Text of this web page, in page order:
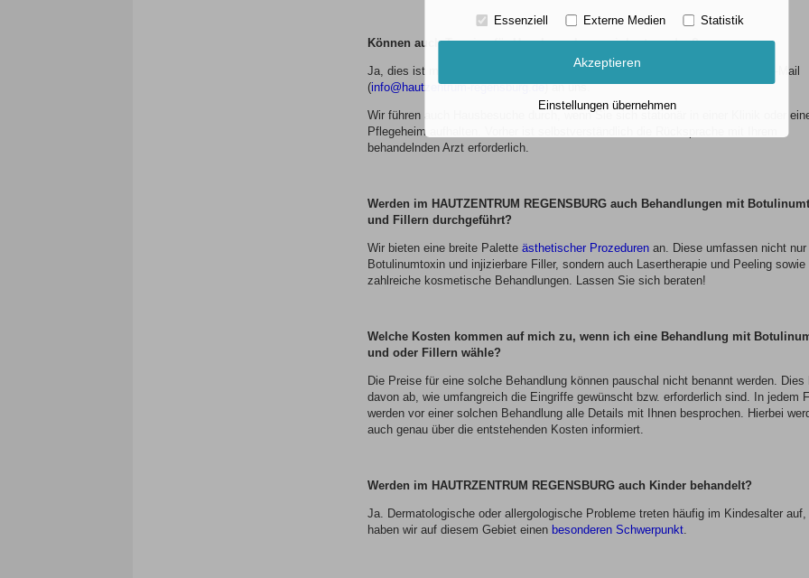
Können auch Termine für Hausbesuche vereinbart werden?
Ja, dies ist möglich. Wenden Sie sich bitte per Telefon (0941-6001330) oder E-Mail
(info@hautzentrum-regensburg.de) an uns.
Wir führen auch Hausbesuche durch, wenn Sie sich stationär in einer Klinik oder
Pflegeheim aufhalten. Vorher ist selbstverständlich die Rücksprache mit Ihrem
behandelnden Arzt erforderlich.
Werden im HAUTZENTRUM REGENSBURG auch Behandlungen mit
und Fillern durchgeführt?
Wir bieten eine breite Palette ästhetischer Prozeduren an. Diese umfassen nicht nur
Botulinumtoxin und injizierbare Filler, sondern auch Lasertherapie und Peeling sowie
zahlreiche kosmetische Behandlungen. Lassen Sie sich beraten!
Welche Kosten kommen auf mich zu, wenn ich eine Behandlung mit
und oder Fillern wähle?
Die Preise für eine solche Behandlung können pauschal nicht benannt werden. Dies
davon ab, wie umfangreich die Eingriffe gewünscht bzw. erforderlich sind. In jedem
werden vor einer solchen Behandlung alle Details mit Ihnen besprochen. Hierbei
auch genau über die entstehenden Kosten informiert.
Werden im HAUTRZENTRUM REGENSBURG auch Kinder behandelt?
Ja. Dermatologische oder allergologische Probleme treten häufig im Kindesalter auf,
haben wir auf diesem Gebiet einen besonderen Schwerpunkt.
Essenziell Externe Medien Statistik
Akzeptieren
Einstellungen übernehmen